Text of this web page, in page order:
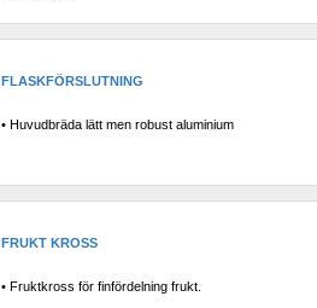
FLASKFÖRSLUTNING
• Huvudbräda lätt men robust aluminium
FRUKT KROSS
• Fruktkross för finfördelning frukt.